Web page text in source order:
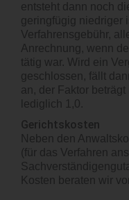
entsteht dann noch
geringfügig niedriger
Verfahrensgebühr,
Anrechnung, wenn
tätig war. Wird ein
geschlossen, fällt
an, der Faktor
lediglich 1,0.
Gerichtskosten
Neben den
(für das Verfahren
Kosten beraten wir